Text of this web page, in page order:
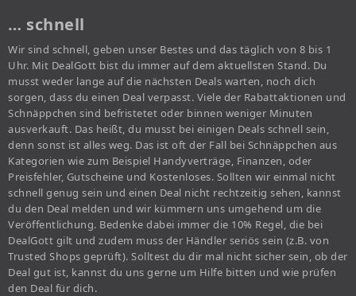
… schnell
Wir sind schnell, geben unser Bestes und das täglich von 8 bis 1
Uhr. Mit DealGott bist du immer auf dem aktuellsten Stand. Du
musst weder lange auf die nächsten Deals warten, noch dich
sorgen, dass du einen Deal verpasst. Viele der Rabattaktionen und
Schnäppchen sind befristetet oder binnen weniger Minuten
ausverkauft. Das heißt, du musst bei einigen Deals schnell sein,
denn sonst ist alles weg. Das ist oft der Fall bei Schnäppchen aus
Kategorien wie zum Beispiel Handyverträge, Finanzen, oder
Preisfehler, Gutscheine und Kostenloses. Sollten wir einmal nicht
schnell genug sein und einen Deal nicht rechtzeitig sehen, kannst
du den Deal melden und wir kümmern uns umgehend um die
Veröffentlichung. Bedenke dabei immer die 10% Regel, die bei
DealGott gilt und zudem muss der Händler seriös sein (z.B. von
Trusted Shops geprüft). Solltest du dir mal nicht sicher sein, ob der
Deal gut ist, kannst du uns gerne um Hilfe bitten und wie prüfen
den Deal für dich.